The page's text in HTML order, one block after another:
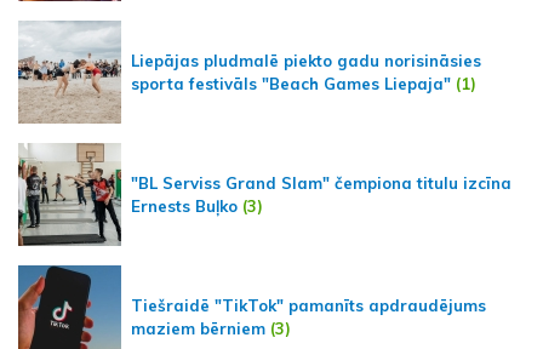
Liepājas pludmalē piekto gadu norisināsies
sporta festivāls "Beach Games Liepaja" (1)
"BL Serviss Grand Slam" čempiona titulu izcīna
Ernests Buļko (3)
Tiešraidē "TikTok" pamanīts apdraudējums
maziem bērniem (3)